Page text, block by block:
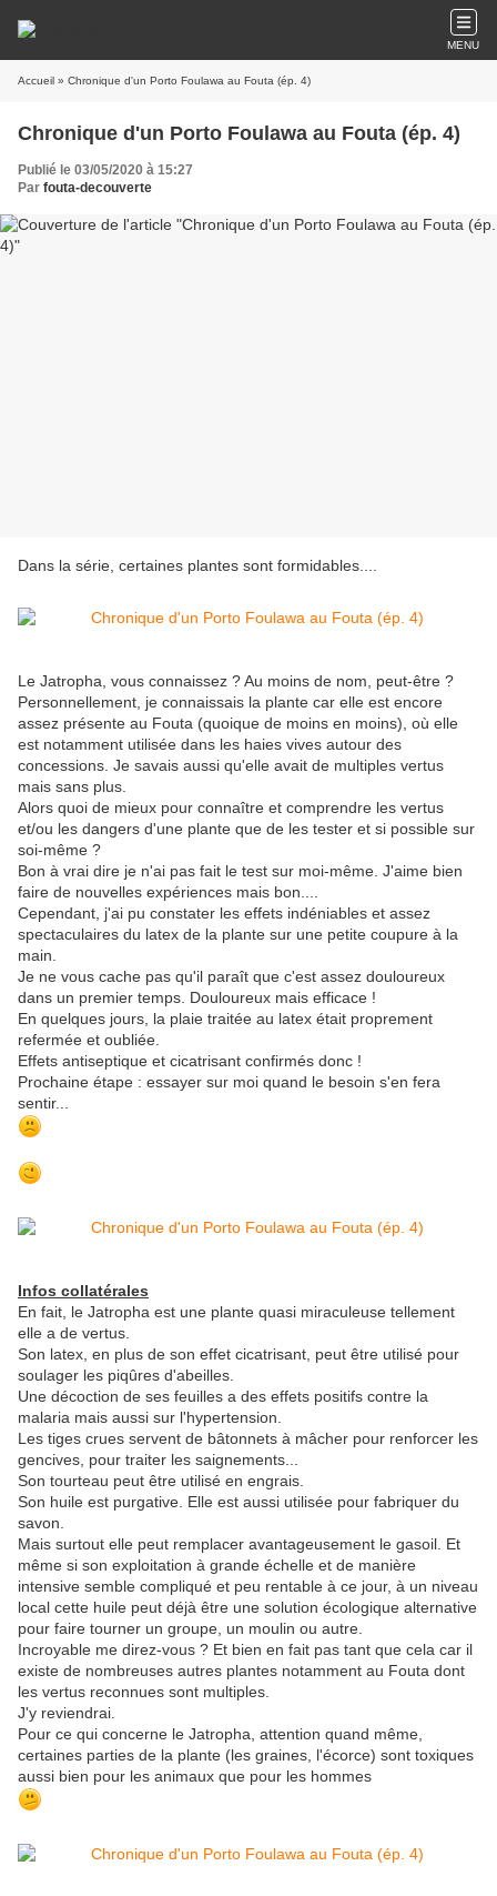
MENU
Accueil » Chronique d'un Porto Foulawa au Fouta (ép. 4)
Chronique d'un Porto Foulawa au Fouta (ép. 4)
Publié le 03/05/2020 à 15:27
Par fouta-decouverte
Dans la série, certaines plantes sont formidables....
Le Jatropha, vous connaissez ? Au moins de nom, peut-être ?
Personnellement, je connaissais la plante car elle est encore
assez présente au Fouta (quoique de moins en moins), où elle
est notamment utilisée dans les haies vives autour des
concessions. Je savais aussi qu'elle avait de multiples vertus
mais sans plus.
Alors quoi de mieux pour connaître et comprendre les vertus
et/ou les dangers d'une plante que de les tester et si possible sur
soi-même ?
Bon à vrai dire je n'ai pas fait le test sur moi-même. J'aime bien
faire de nouvelles expériences mais bon....
Cependant, j'ai pu constater les effets indéniables et assez
spectaculaires du latex de la plante sur une petite coupure à la
main.
Je ne vous cache pas qu'il paraît que c'est assez douloureux
dans un premier temps. Douloureux mais efficace !
En quelques jours, la plaie traitée au latex était proprement
refermée et oubliée.
Effets antiseptique et cicatrisant confirmés donc !
Prochaine étape : essayer sur moi quand le besoin s'en fera
sentir...
Infos collatérales
En fait, le Jatropha est une plante quasi miraculeuse tellement
elle a de vertus.
Son latex, en plus de son effet cicatrisant, peut être utilisé pour
soulager les piqûres d'abeilles.
Une décoction de ses feuilles a des effets positifs contre la
malaria mais aussi sur l'hypertension.
Les tiges crues servent de bâtonnets à mâcher pour renforcer les
gencives, pour traiter les saignements...
Son tourteau peut être utilisé en engrais.
Son huile est purgative. Elle est aussi utilisée pour fabriquer du
savon.
Mais surtout elle peut remplacer avantageusement le gasoil. Et
même si son exploitation à grande échelle et de manière
intensive semble compliqué et peu rentable à ce jour, à un niveau
local cette huile peut déjà être une solution écologique alternative
pour faire tourner un groupe, un moulin ou autre.
Incroyable me direz-vous ? Et bien en fait pas tant que cela car il
existe de nombreuses autres plantes notamment au Fouta dont
les vertus reconnues sont multiples.
J'y reviendrai.
Pour ce qui concerne le Jatropha, attention quand même,
certaines parties de la plante (les graines, l'écorce) sont toxiques
aussi bien pour les animaux que pour les hommes